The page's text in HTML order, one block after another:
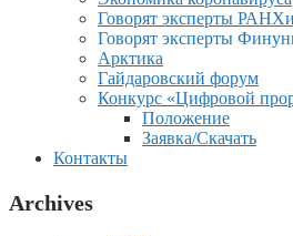
Говорят эксперты
Говорят эксперты
Арктика
Гайдаровский форум
Конкурс «Цифровой
Положение
Заявка/Скачать
Контакты
Archives